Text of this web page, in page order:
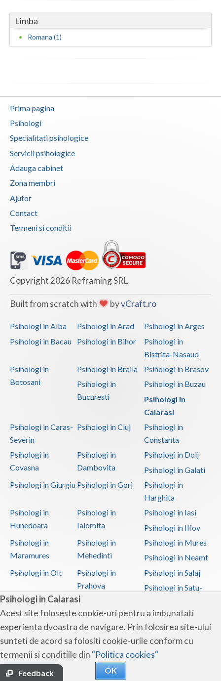
Psihologi in Calarasi
Acest site foloseste cookie-uri pentru a imbunatati
experienta dvoastra de navigare. Prin folosirea site-ului
sunteti de acord sa folositi cookie-urile conform cu
termenii si conditiile din "Politica cookies"
OK
Valcea
Vaslui
Limba
Romana (1)
Feedback
Prima pagina
Psihologi
Specialitati psihologice
Servicii psihologice
Adauga cabinet
Zona membri
Ajutor
Contact
Termeni si conditii
Copyright 2026 Reframing SRL
Built from scratch with byvCraft.ro
Psihologi in Alba Psihologi in Arad
Psihologi in Arges
Psihologi in Bacau
Psihologi in Bihor
Psihologi in
Bistrita-Nasaud
Psihologi in
Botosani
Psihologi in Braila
Psihologi in Brasov
Psihologi in
Bucuresti
Psihologi in Buzau
Psihologi in
Calarasi
Psihologi in Caras-
Severin
Psihologi in Cluj
Psihologi in
Constanta
Psihologi in
Covasna
Psihologi in
Dambovita
Psihologi in Dolj
Psihologi in Galati
Psihologi in Giurgiu Psihologi in Gorj
Psihologi in
Harghita
Psihologi in
Hunedoara
Psihologi in
Ialomita
Psihologi in Iasi
Psihologi in Ilfov
Psihologi in
Maramures
Psihologi in
Mehedinti
Psihologi in Mures
Psihologi in Neamt
Psihologi in Olt
Psihologi in
Prahova
Psihologi in Salaj
Psihologi in Satu-
Psihologi in Sibiu
Psihologi in
Suceava
Psihologi in
Teleorman
Psihologi in Timis
Psihologi in Tulcea Psihologi in Valcea
Psihologi in Vaslui
Psihologi in
Vrancea